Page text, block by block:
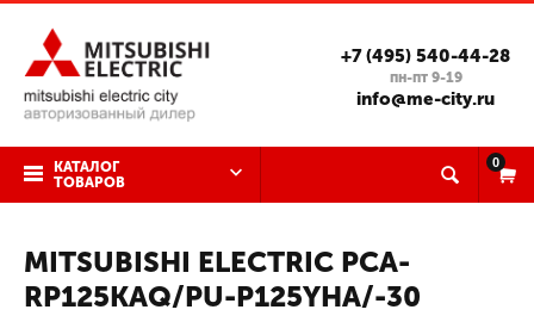
+7 (495) 540-44-28
пн-пт 9-19
info@me-city.ru
КАТАЛОГ
ТОВАРОВ
0
MITSUBISHI ELECTRIC PCA-
RP125KAQ/PU-P125YHA/-30